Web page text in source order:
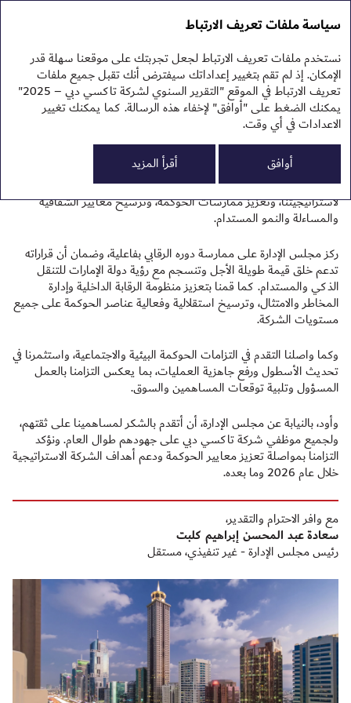
التقرير السنوي 2025
تقرير الاستدامة 2025
كلمة رئيس مجلس الإدارة
السادة المساهمين وأصحاب المصلحة الكرام،
شهد عام 2025 استمرار شركة تاكسي دبي في البناء على الأسس القوية
التي رسخناها منذ إدراج الشركة. وقد تميز هذا العام بتنفيذ منضبط
لاستراتيجيتنا، وتعزيز ممارسات الحوكمة، وترسيخ معايير الشفافية
والمساءلة والنمو المستدام.
ركز مجلس الإدارة على ممارسة دوره الرقابي بفاعلية، وضمان أن قراراته
تدعم خلق قيمة طويلة الأجل وتنسجم مع رؤية دولة الإمارات للتنقل
الذكي والمستدام. كما قمنا بتعزيز منظومة الرقابة الداخلية وإدارة
المخاطر والامتثال، وترسيخ استقلالية وفعالية عناصر الحوكمة على جميع
مستويات الشركة.
وكما واصلنا التقدم في التزامات الحوكمة البيئية والاجتماعية، واستثمرنا في
تحديث الأسطول ورفع جاهزية العمليات، بما يعكس التزامنا بالعمل
المسؤول وتلبية توقعات المساهمين والسوق.
وأود، بالنيابة عن مجلس الإدارة، أن أتقدم بالشكر لمساهمينا على ثقتهم،
ولجميع موظفي شركة تاكسي دبي على جهودهم طوال العام. ونؤكد
التزامنا بمواصلة تعزيز معايير الحوكمة ودعم أهداف الشركة الاستراتيجية
خلال عام 2026 وما بعده.
مع وافر الاحترام والتقدير،
سعادة عبد المحسن إبراهيم كلبت
رئيس مجلس الإدارة ‑ غير تنفيذي، مستقل
سياسة ملفات تعريف الارتباط
نستخدم ملفات تعريف الارتباط لجعل تجربتك على موقعنا سهلة قدر
الإمكان. إذ لم تقم بتغيير إعداداتك سيفترض أنك تقبل جميع ملفات
تعريف الارتباط في الموقع "التقرير السنوي لشركة تاكسي دبي – 2025"
يمكنك الضغط على "أوافق" لإخفاء هذه الرسالة. كما يمكنك تغيير
الاعدادات في أي وقت.
أوافق
أقرأ المزيد